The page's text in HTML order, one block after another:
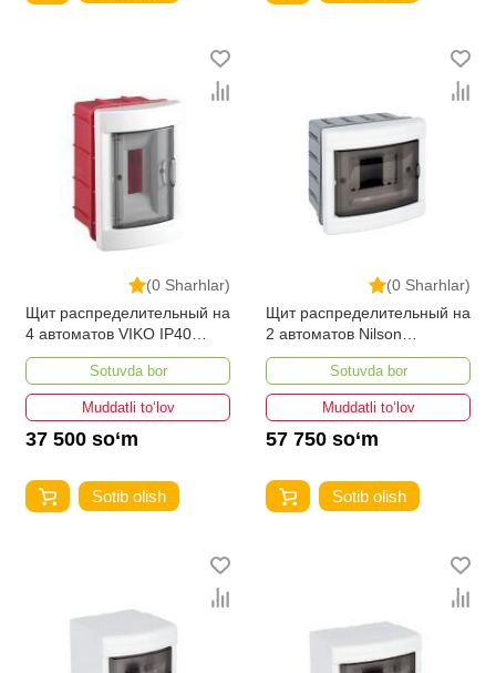
(0 Sharhlar)
Щит распределительный на
4 автоматов VIKO IP40
внутренний
Sotuvda bor
Muddatli to‘lov
37 500 so‘m
Sotib olish
(0 Sharhlar)
Щит распределительный на
2 автоматов Nilson
внутренний
Sotuvda bor
Muddatli to‘lov
57 750 so‘m
Sotib olish